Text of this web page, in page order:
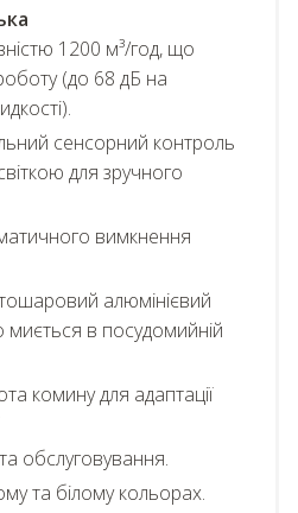
1200 м³/год, що
(до 68 дБ на
сенсорний контроль
для зручного
вимкнення
алюмінієвий
миється в посудомийній
комину для адаптації
обслуговування.
та білому кольорах.